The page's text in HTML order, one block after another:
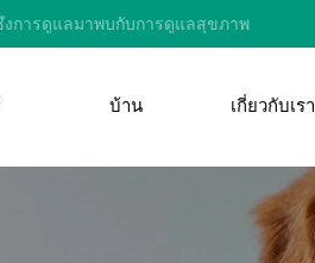
การดูแลมาพบกับการดูแลสุขภาพ
บ้าน เกี่ยวกับเรา